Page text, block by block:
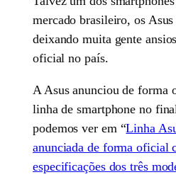
mercado brasileiro, os
deixando muita gente
oficial no país.
A Asus anunciou de forma
linha de smartphone no
podemos ver em “Linha
anunciada de forma oficial
especificações dos três